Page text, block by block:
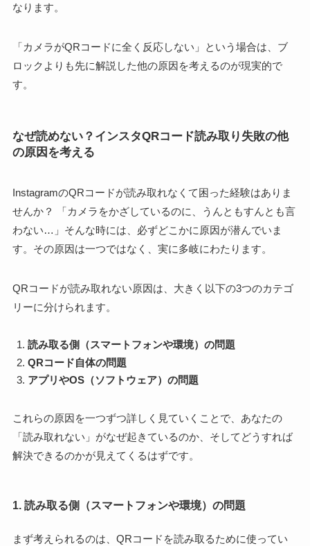
なります。
「カメラがQRコードに全く反応しない」という場合は、ブ
ロックよりも先に解説した他の原因を考えるのが現実的で
す。
なぜ読めない？インスタQRコード読み取り失敗の他
の原因を考える
InstagramのQRコードが読み取れなくて困った経験はありま
せんか？ 「カメラをかざしているのに、うんともすんとも言
わない…」そんな時には、必ずどこかに原因が潜んでいま
す。その原因は一つではなく、実に多岐にわたります。
QRコードが読み取れない原因は、大きく以下の3つのカテゴ
リーに分けられます。
読み取る側（スマートフォンや環境）の問題
QRコード自体の問題
アプリやOS（ソフトウェア）の問題
これらの原因を一つずつ詳しく見ていくことで、あなたの
「読み取れない」がなぜ起きているのか、そしてどうすれば
解決できるのかが見えてくるはずです。
1. 読み取る側（スマートフォンや環境）の問題
まず考えられるのは、QRコードを読み取るために使ってい